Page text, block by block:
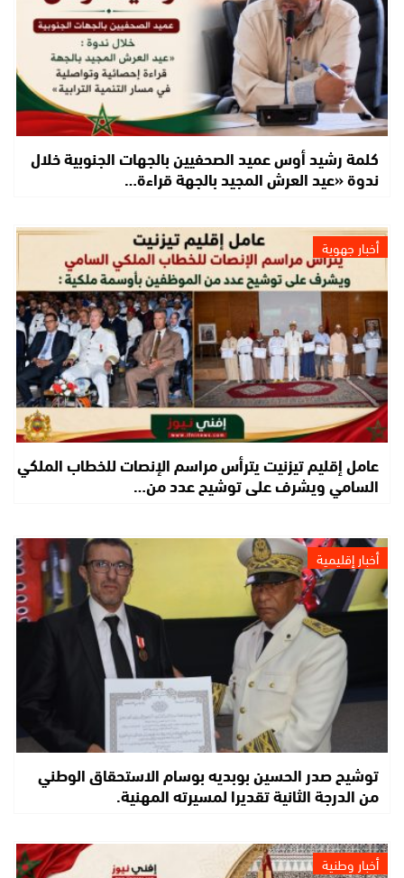
كلمة رشيد أوس عميد الصحفيين بالجهات الجنوبية خلال
ندوة «عيد العرش المجيد بالجهة قراءة…
أخبار جهوية
عامل إقليم تيزنيت يترأس مراسم الإنصات للخطاب الملكي
السامي ويشرف على توشيح عدد من…
أخبار إقليمية
توشيح صدر الحسين بوبديه بوسام الاستحقاق الوطني
من الدرجة الثانية تقديرا لمسيرته المهنية.
أخبار وطنية